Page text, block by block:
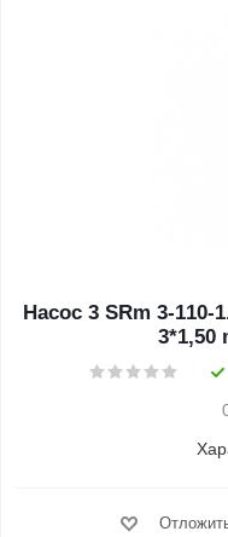
Насос 3 SRm 3-110-
3*1,50